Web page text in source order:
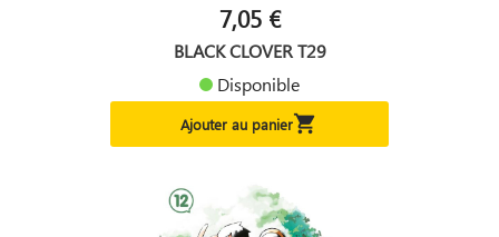
7,05 €
BLACK CLOVER T29
Disponible
Ajouter au panier